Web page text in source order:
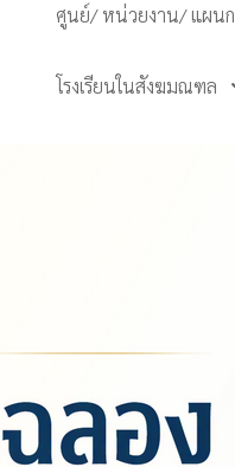
ศูนย์/ หน่วยงาน/ แผนก
โรงเรียนในสังฆมณฑล